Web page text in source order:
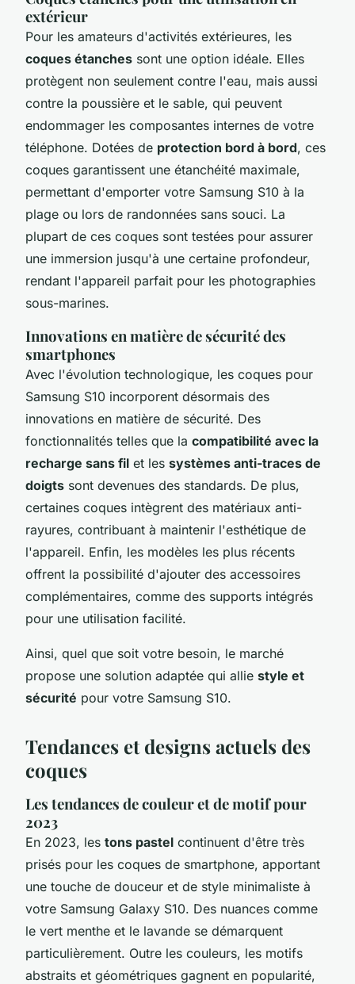
extérieur
Pour les amateurs d'activités extérieures, les
coques étanches sont une option idéale. Elles
protègent non seulement contre l'eau, mais aussi
contre la poussière et le sable, qui peuvent
endommager les composantes internes de votre
téléphone. Dotées de protection bord à bord, ces
coques garantissent une étanchéité maximale,
permettant d'emporter votre Samsung S10 à la
plage ou lors de randonnées sans souci. La
plupart de ces coques sont testées pour assurer
une immersion jusqu'à une certaine profondeur,
rendant l'appareil parfait pour les photographies
sous-marines.
Innovations en matière de sécurité des
smartphones
Avec l'évolution technologique, les coques pour
Samsung S10 incorporent désormais des
innovations en matière de sécurité. Des
fonctionnalités telles que la compatibilité avec la
recharge sans fil et les systèmes anti-traces de
doigts sont devenues des standards. De plus,
certaines coques intègrent des matériaux anti-
rayures, contribuant à maintenir l'esthétique de
l'appareil. Enfin, les modèles les plus récents
offrent la possibilité d'ajouter des accessoires
complémentaires, comme des supports intégrés
pour une utilisation facilité.
Ainsi, quel que soit votre besoin, le marché
propose une solution adaptée qui allie style et
sécurité pour votre Samsung S10.
Tendances et designs actuels des
coques
Les tendances de couleur et de motif pour
2023
En 2023, les tons pastel continuent d'être très
prisés pour les coques de smartphone, apportant
une touche de douceur et de style minimaliste à
votre Samsung Galaxy S10. Des nuances comme
le vert menthe et le lavande se démarquent
particulièrement. Outre les couleurs, les motifs
abstraits et géométriques gagnent en popularité,